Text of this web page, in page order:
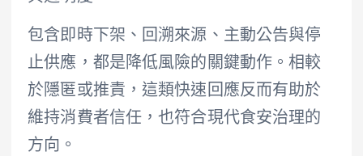
包含即時下架、回溯來源、主動公告與停
止供應，都是降低風險的關鍵動作。相較
於隱匿或推責，這類快速回應反而有助於
維持消費者信任，也符合現代食安治理的
方向。